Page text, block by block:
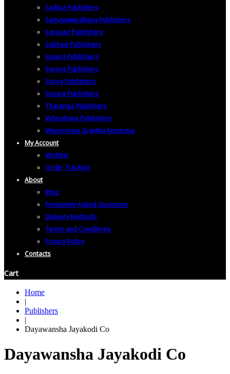
Sadipa Publishers
Samayawardhana Publishers
Sarasavi Publishers
Subhavi Publishers
Sunera Publishers
Surasa Publishers
Suriya Publishers
Susara Publishers
Tharanga Publishers
Vidarshana Publishers
Wijesooriya Grantha Kendraya
My Account
Wishlist
Order Tracking
About
Blog
Frequently Asked Questions
Delivery Methods
Terms and Conditions
Privacy Policy
Contacts
Cart
Home
|
Publishers
|
Dayawansha Jayakodi Co
Dayawansha Jayakodi Co